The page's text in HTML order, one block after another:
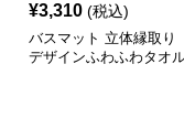
¥3,310 (税込)
バスマット 立体縁取り
デザインふわふわタオ